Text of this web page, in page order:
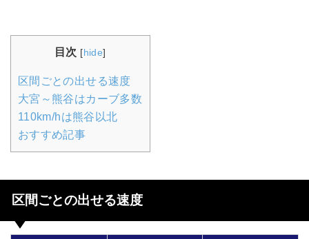
目次 [hide]
区間ごとの出せる速度
大宮～熊谷はカーブ多数
110km/hは熊谷以北
おすすめ記事
区間ごとの出せる速度